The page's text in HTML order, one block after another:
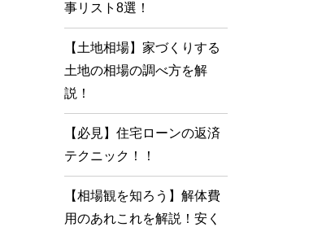
事リスト8選！
【土地相場】家づくりする
土地の相場の調べ方を解
説！
【必見】住宅ローンの返済
テクニック！！
【相場観を知ろう】解体費
用のあれこれを解説！安く